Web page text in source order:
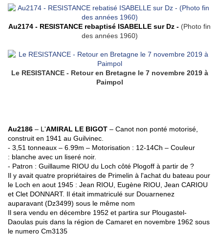
Au2174 - RESISTANCE rebaptisé ISABELLE sur Dz - (Photo fin
des années 1960)
Le RESISTANCE - Retour en Bretagne le 7 novembre 2019 à
Paimpol
Au2186 – L'AMIRAL LE BIGOT – Canot non ponté motorisé,
construit en 1941 au Guilvinec.
- 3,51 tonneaux – 6.99m – Motorisation : 12-14Ch – Couleur
: blanche avec un liseré noir.
- Patron : Guillaume RIOU du Loch côté Plogoff à partir de ?
Il y avait quatre propriétaires de Primelin à l'achat du bateau pour
le Loch en aout 1945 : Jean RIOU, Eugène RIOU, Jean CARIOU
et Clet DONNART. Il était immatriculé sur Douarnenez
auparavant (Dz3499) sous le même nom
Il sera vendu en décembre 1952 et partira sur Plougastel-
Daoulas puis dans la région de Camaret en novembre 1962 sous
le numero Cm3135